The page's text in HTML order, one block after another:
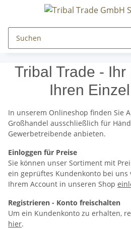
Tribal Trade -
Ihren
In unserem Onlineshop finden Sie
Großhandel ausschließlich für
Gewerbetreibende anbieten.
Einloggen für Preise
Sie können unser Sortiment mit
ein geprüftes Kundenkonto bei
Ihrem Account in unseren Shop
Registrieren - Konto freischalten
Um ein Kundenkonto zu erhalten,
hier.